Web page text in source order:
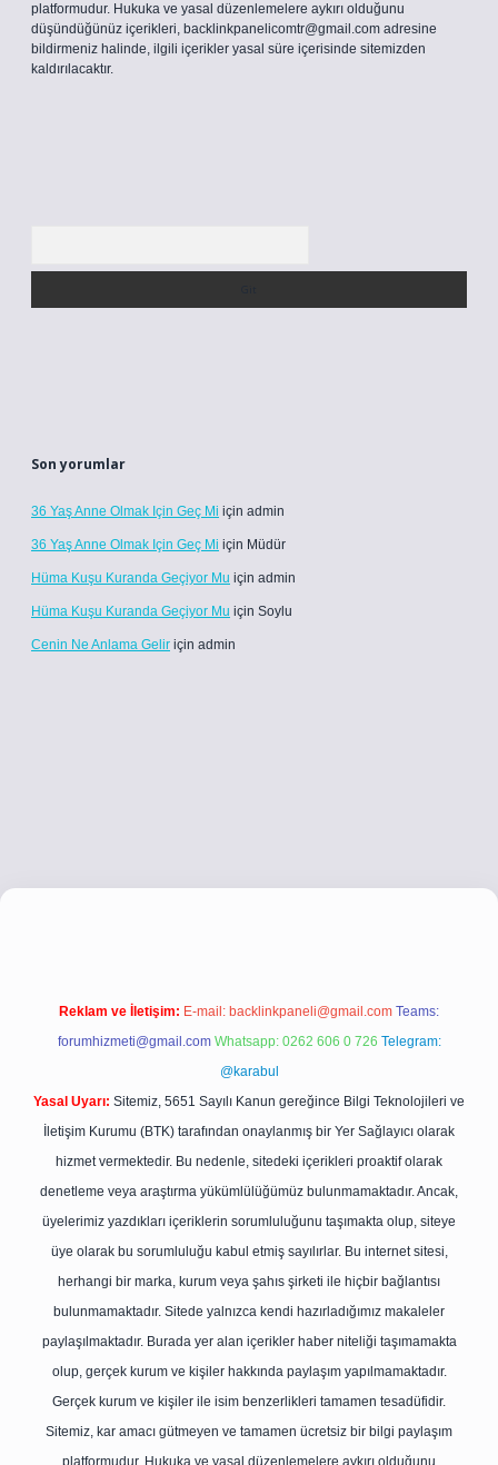
platformudur. Hukuka ve yasal düzenlemelere aykırı olduğunu
düşündüğünüz içerikleri, backlinkpanelicomtr@gmail.com adresine
bildirmeniz halinde, ilgili içerikler yasal süre içerisinde sitemizden
kaldırılacaktır.
Son yorumlar
36 Yaş Anne Olmak Için Geç Mi için admin
36 Yaş Anne Olmak Için Geç Mi için Müdür
Hüma Kuşu Kuranda Geçiyor Mu için admin
Hüma Kuşu Kuranda Geçiyor Mu için Soylu
Cenin Ne Anlama Gelir için admin
betci girişbetci girişhiltonbet yeni giriş
Reklam ve İletişim: E-mail: backlinkpaneli@gmail.com Teams:
forumhizmeti@gmail.com Whatsapp: 0262 606 0 726 Telegram:
@karabul
Yasal Uyarı: Sitemiz, 5651 Sayılı Kanun gereğince Bilgi Teknolojileri ve
İletişim Kurumu (BTK) tarafından onaylanmış bir Yer Sağlayıcı olarak
hizmet vermektedir. Bu nedenle, sitedeki içerikleri proaktif olarak
denetleme veya araştırma yükümlülüğümüz bulunmamaktadır. Ancak,
üyelerimiz yazdıkları içeriklerin sorumluluğunu taşımakta olup, siteye
üye olarak bu sorumluluğu kabul etmiş sayılırlar. Bu internet sitesi,
herhangi bir marka, kurum veya şahıs şirketi ile hiçbir bağlantısı
bulunmamaktadır. Sitede yalnızca kendi hazırladığımız makaleler
paylaşılmaktadır. Burada yer alan içerikler haber niteliği taşımamakta
olup, gerçek kurum ve kişiler hakkında paylaşım yapılmamaktadır.
Gerçek kurum ve kişiler ile isim benzerlikleri tamamen tesadüfidir.
Sitemiz, kar amacı gütmeyen ve tamamen ücretsiz bir bilgi paylaşım
platformudur. Hukuka ve yasal düzenlemelere aykırı olduğunu